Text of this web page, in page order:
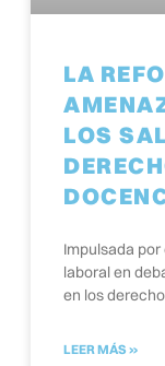
LA
LOS
Impulsada
laboral en
en los
LEER MÁS »